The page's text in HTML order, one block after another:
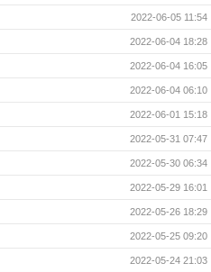
2022-06-05 11:54
2022-06-04 18:28
2022-06-04 16:05
2022-06-04 06:10
2022-06-01 15:18
2022-05-31 07:47
2022-05-30 06:34
2022-05-29 16:01
2022-05-26 18:29
2022-05-25 09:20
2022-05-24 21:03